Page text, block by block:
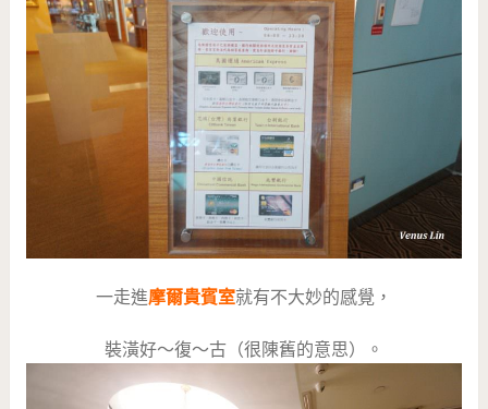
一走進摩爾貴賓室就有不大妙的感覺，
裝潢好～復～古（很陳舊的意思）。